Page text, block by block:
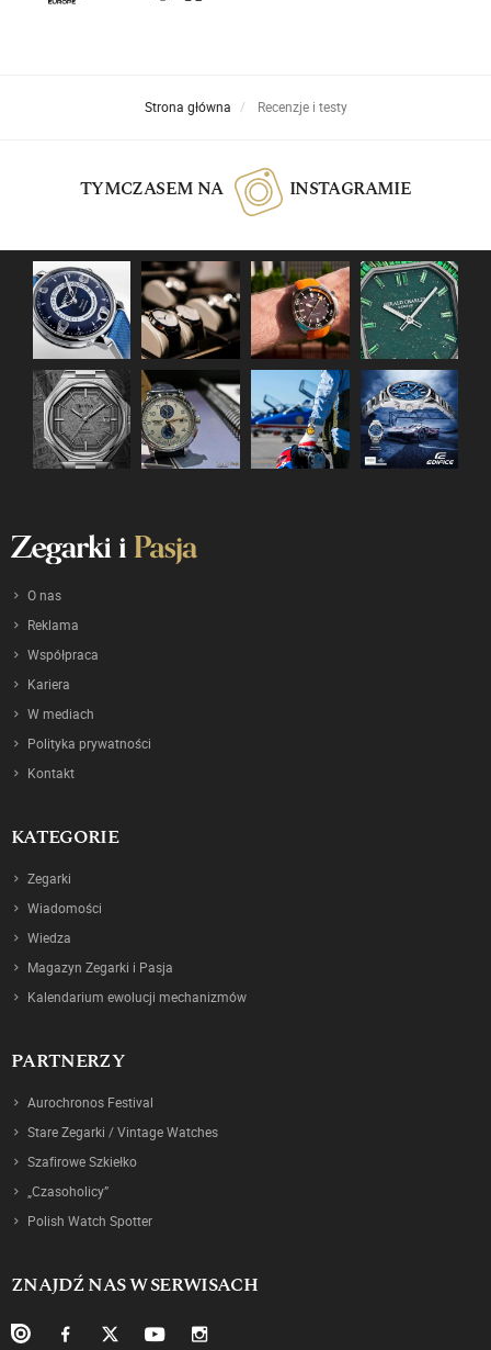
Strona główna Recenzje i testy
TYMCZASEM NA INSTAGRAMIE
O nas
Reklama
Współpraca
Kariera
W mediach
Polityka prywatności
Kontakt
KATEGORIE
Zegarki
Wiadomości
Wiedza
Magazyn Zegarki i Pasja
Kalendarium ewolucji mechanizmów
PARTNERZY
Aurochronos Festival
Stare Zegarki / Vintage Watches
Szafirowe Szkiełko
„Czasoholicy”
Polish Watch Spotter
ZNAJDŹ NAS W SERWISACH